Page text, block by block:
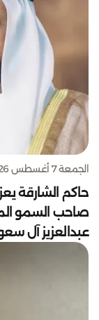
الجمعة 7 أغسطس 2026
حاكم الشارقة
صاحب السمو
عبدالعزيز آل